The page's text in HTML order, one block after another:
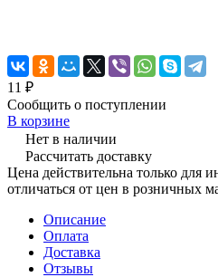
11 ₽
Сообщить о поступлении
В корзине
Нет в наличии
Рассчитать доставку
Цена действительна только для
отличаться от цен в розничных
Описание
Оплата
Доставка
Отзывы